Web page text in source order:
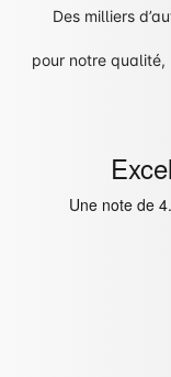
Des milliers
pour notre